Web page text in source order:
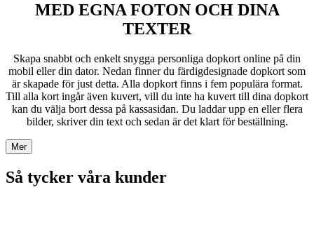
MED EGNA FOTON OCH DINA
TEXTER
Skapa snabbt och enkelt snygga personliga dopkort online på din
mobil eller din dator. Nedan finner du färdigdesignade dopkort som
är skapade för just detta. Alla dopkort finns i fem populära format.
Till alla kort ingår även kuvert, vill du inte ha kuvert till dina dopkort
kan du välja bort dessa på kassasidan. Du laddar upp en eller flera
bilder, skriver din text och sedan är det klart för beställning.
Mer
Så tycker våra kunder